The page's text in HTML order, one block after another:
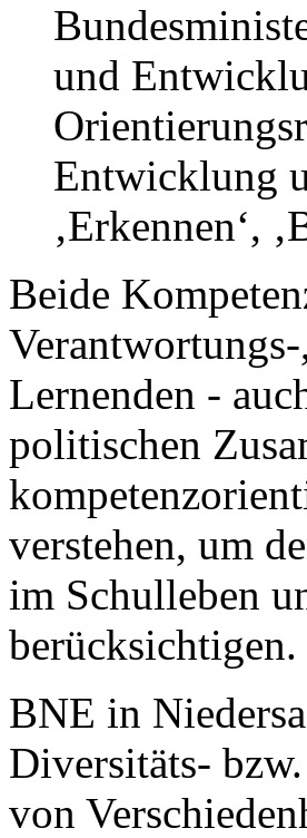
und
Entwicklung
‚Erkennen‘,
Beide
Lernenden -
politischen
verstehen, um
im Schulleben
berücksichtigen.
BNE in
Diversitäts-
von